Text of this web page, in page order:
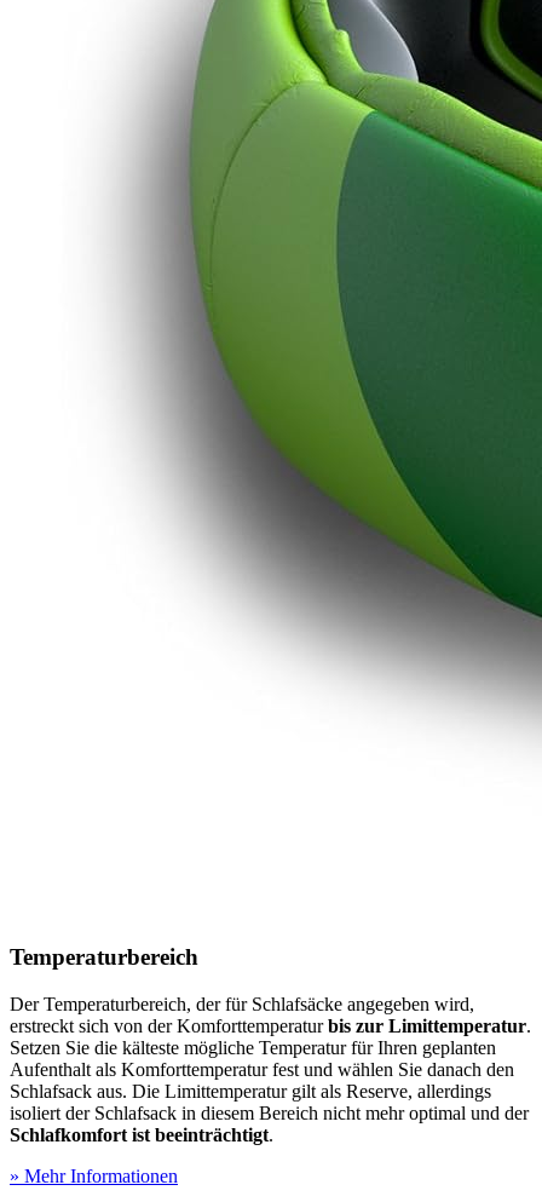
Temperaturbereich
Der Temperaturbereich, der für Schlafsäcke angegeben wird,
erstreckt sich von der Komforttemperaturbis zur Limittemperatur.
Setzen Sie die kälteste mögliche Temperatur für Ihren geplanten
Aufenthalt als Komforttemperatur fest und wählen Sie danach den
Schlafsack aus. Die Limittemperatur gilt als Reserve, allerdings
isoliert der Schlafsack in diesem Bereich nicht mehr optimal und der
Schlafkomfort ist beeinträchtigt.
» Mehr Informationen